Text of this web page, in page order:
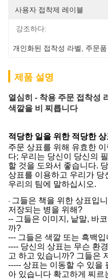
사용자 접착제 레이블
강조하다:
개인화된 접착성 라벨 주문
제품 설명
열심히 - 착용 주문 접착성
색깔을 비 찌릅니다
적당한 일을 위한 적당한 상
주문 상표를 위해 유효한
다; 우리는 당신이 당신의
할 것을 도와서 좋습니다.
상표를 이용하고 우리가 당
우리의 팀에 말하십시오.
- 그들은 책을 위한 상표입
저장되는 병을 위해?
-- 그들은 이미지, 낱말, 바
까?
--- 그들은 색깔 또는 흑백입
---- 당신의 상표는 무슨 환
고 하고 있습니까? 그들은
----- 상표는 이동할 수 있을
아 있습니다 확고하게 찌르